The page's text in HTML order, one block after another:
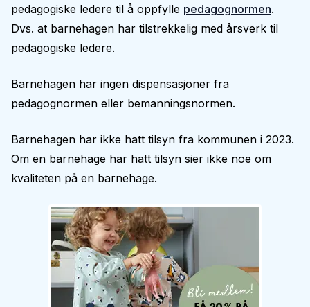
pedagogiske ledere til å oppfylle pedagognormen.
Dvs. at barnehagen har tilstrekkelig med årsverk til
pedagogiske ledere.
Barnehagen har ingen dispensasjoner fra
pedagognormen eller bemanningsnormen.
Barnehagen har ikke hatt tilsyn fra kommunen i 2023.
Om en barnehage har hatt tilsyn sier ikke noe om
kvaliteten på en barnehage.